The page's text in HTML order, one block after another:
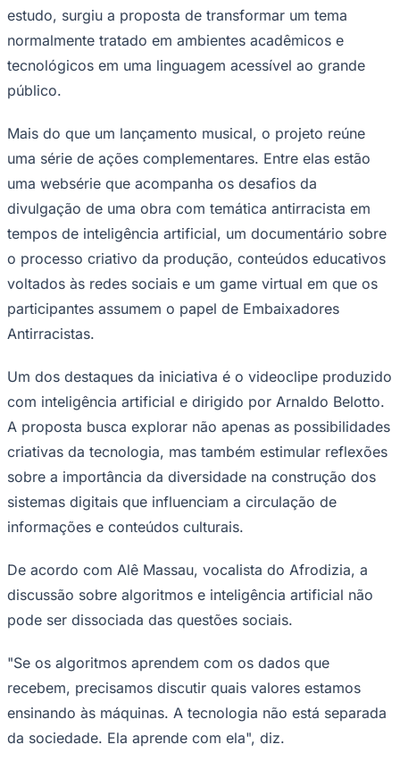
Corinthians
estudo, surgiu a proposta de transformar um tema
normalmente tratado em ambientes acadêmicos e
tecnológicos em uma linguagem acessível ao grande
público.
Mais do que um lançamento musical, o projeto reúne
uma série de ações complementares. Entre elas estão
uma websérie que acompanha os desafios da
divulgação de uma obra com temática antirracista em
tempos de inteligência artificial, um documentário sobre
o processo criativo da produção, conteúdos educativos
voltados às redes sociais e um game virtual em que os
participantes assumem o papel de Embaixadores
Antirracistas.
Um dos destaques da iniciativa é o videoclipe produzido
com inteligência artificial e dirigido por Arnaldo Belotto.
A proposta busca explorar não apenas as possibilidades
criativas da tecnologia, mas também estimular reflexões
sobre a importância da diversidade na construção dos
sistemas digitais que influenciam a circulação de
informações e conteúdos culturais.
De acordo com Alê Massau, vocalista do Afrodizia, a
discussão sobre algoritmos e inteligência artificial não
pode ser dissociada das questões sociais.
"Se os algoritmos aprendem com os dados que
recebem, precisamos discutir quais valores estamos
ensinando às máquinas. A tecnologia não está separada
da sociedade. Ela aprende com ela", diz.